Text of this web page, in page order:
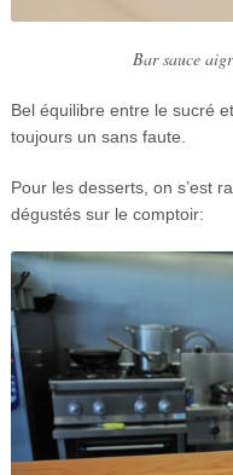
Bar sauce
Bel équilibre entre le sucré
toujours un sans faute.
Pour les desserts, on s’est
dégustés sur le comptoir: